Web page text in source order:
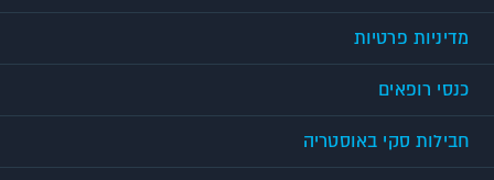
מדיניות פרטיות
כנסי רופאים
חבילות סקי באוסטריה